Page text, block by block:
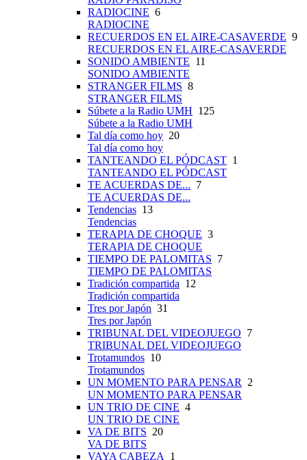
RADIOCINE 6
RADIOCINE
RECUERDOS EN EL AIRE-CASAVERDE 9
RECUERDOS EN EL AIRE-CASAVERDE
SONIDO AMBIENTE 11
SONIDO AMBIENTE
STRANGER FILMS 8
STRANGER FILMS
Súbete a la Radio UMH 125
Súbete a la Radio UMH
Tal día como hoy 20
Tal día como hoy
TANTEANDO EL PÓDCAST 1
TANTEANDO EL PÓDCAST
TE ACUERDAS DE... 7
TE ACUERDAS DE...
Tendencias 13
Tendencias
TERAPIA DE CHOQUE 3
TERAPIA DE CHOQUE
TIEMPO DE PALOMITAS 7
TIEMPO DE PALOMITAS
Tradición compartida 12
Tradición compartida
Tres por Japón 31
Tres por Japón
TRIBUNAL DEL VIDEOJUEGO 7
TRIBUNAL DEL VIDEOJUEGO
Trotamundos 10
Trotamundos
UN MOMENTO PARA PENSAR 2
UN MOMENTO PARA PENSAR
UN TRIO DE CINE 4
UN TRIO DE CINE
VA DE BITS 20
VA DE BITS
VAYA CABEZA 1